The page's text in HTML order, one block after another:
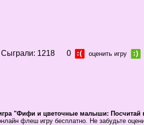
Сыграли: 1218 0 оценить игру
"Фифи и цветочные малыши: Посчитай
флеш игру бесплатно. Не забудьте